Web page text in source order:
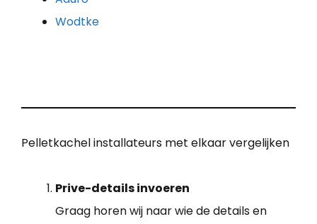
Wodtke
Pelletkachel installateurs met elkaar vergelijken
Prive-details invoeren
Graag horen wij naar wie de details en